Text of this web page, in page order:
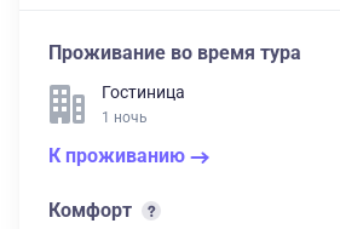
Проживание во время тура
Гостиница
1 ночь
К проживанию
Комфорт